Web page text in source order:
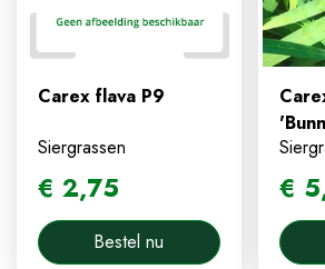
Carex flava P9
Siergrassen
€ 2,75
Bestel nu
€ 5